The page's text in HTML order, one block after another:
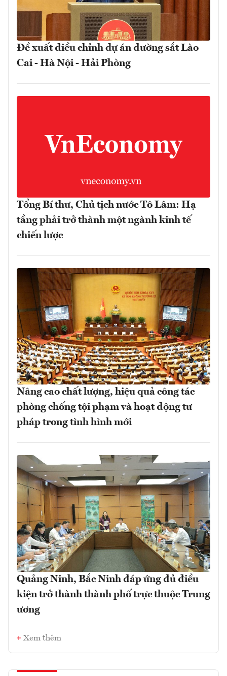
Đề xuất điều chỉnh dự án đường sắt Lào
Cai - Hà Nội - Hải Phòng
Tổng Bí thư, Chủ tịch nước Tô Lâm: Hạ
tầng phải trở thành một ngành kinh tế
chiến lược
Nâng cao chất lượng, hiệu quả công tác
phòng chống tội phạm và hoạt động tư
pháp trong tình hình mới
Quảng Ninh, Bắc Ninh đáp ứng đủ điều
kiện trở thành thành phố trực thuộc Trung
ương
Xem thêm